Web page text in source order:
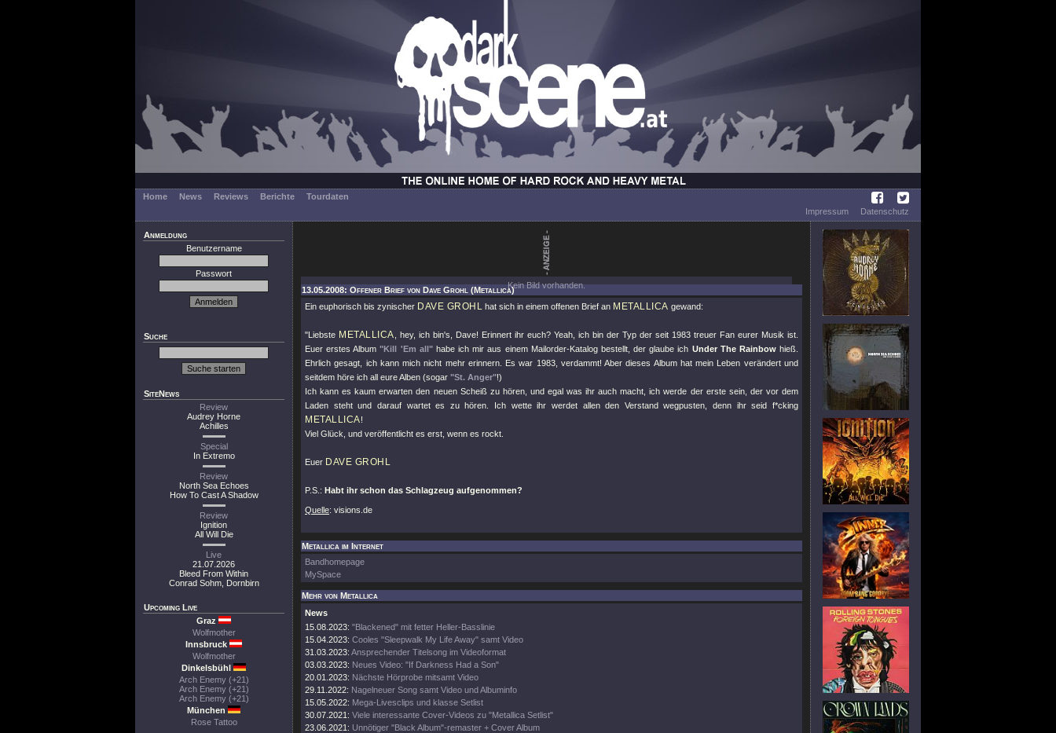
Home News Reviews Berichte
Tourdaten
Impressum
Datenschutz
Anmeldung
Benutzername
Passwort
Suche
SiteNews
Review
Audrey Horne
Achilles
Special
In Extremo
Review
North Sea Echoes
How To Cast A Shadow
Review
Ignition
All Will Die
Live
21.07.2026
Bleed From Within
Conrad Sohm, Dornbirn
Upcoming Live
Graz
Wolfmother
Innsbruck
Wolfmother
Dinkelsbühl
Arch Enemy (+21)
Arch Enemy (+21)
Arch Enemy (+21)
München
Rose Tattoo
Kein Bild vorhanden.
13.05.2008: Offener Brief von Dave Grohl (Metallica)
Ein euphorisch bis zynischer DAVE GROHL hat sich in einem offenen Brief an METALLICA gewand:
"Liebste METALLICA , hey, ich bin's, Dave! Erinnert ihr euch? Yeah, ich bin der Typ der seit 1983 treuer Fan eurer Musik ist.
Euer erstes Album"Kill 'Em all"habe ich mir aus einem Mailorder-Katalog bestellt, der glaube ich Under The Rainbowhieß.
Ehrlich gesagt, ich kann mich nicht mehr erinnern. Es war 1983, verdammt! Aber dieses Album hat mein Leben verändert und
seitdem höre ich all eure Alben (sogar "St. Anger"!)
Ich kann es kaum erwarten den neuen Scheiß zu hören, und egal was ihr auch macht, ich werde der erste sein, der vor dem
Laden steht und darauf wartet es zu hören. Ich wette ihr werdet allen den Verstand wegpusten, denn ihr seid f*cking
METALLICA!
Viel Glück, und veröffentlicht es erst, wenn es rockt.
Euer DAVE GROHL
P.S.: Habt ihr schon das Schlagzeug aufgenommen?
Quelle: visions.de
Metallica im Internet
Bandhomepage
MySpace
Mehr von Metallica
News
15.08.2023: "Blackened" mit fetter Heller-Basslinie
15.04.2023: Cooles "Sleepwalk My Life Away" samt Video
31.03.2023: Ansprechender Titelsong im Videoformat
03.03.2023: Neues Video: "If Darkness Had a Son"
20.01.2023: Nächste Hörprobe mitsamt Video
29.11.2022: Nagelneuer Song samt Video und Albuminfo
15.05.2022: Mega-Livesclips und klasse Setlist
30.07.2021: Viele interessante Cover-Videos zu "Metallica Setlist"
23.06.2021: Unnötiger "Black Album"-remaster + Cover Album